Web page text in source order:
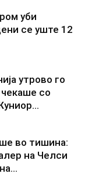
уби
се уште 12
утрово го
чекаше со
во тишина:
на Челси